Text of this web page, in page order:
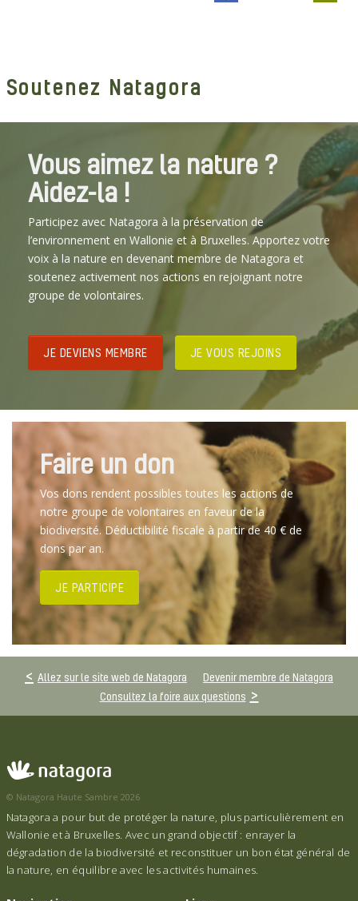
Soutenez Natagora
Vous aimez la nature ?
Aidez-la !
Participez avec Natagora à la préservation de
l’environnement en Wallonie et à Bruxelles. Apportez votre
voix à la nature en devenant membre de Natagora et
soutenez activement nos actions en rejoignant notre
groupe de volontaires.
JE DEVIENS MEMBRE JE VOUS REJOINS
Faire un don
Vos dons rendent possibles toutes les actions de
notre groupe de volontaires en faveur de la
biodiversité. Déductibilité fiscale à partir de 40 € de
dons par an.
JE PARTICIPE
Allez sur le site web de Natagora
Devenir membre de Natagora
Consultez la foire aux questions
© Natagora Haute Sambre 2026
Natagora a pour but de protéger la nature, plus particulièrement en
Wallonie et à Bruxelles. Avec un grand objectif : enrayer la
dégradation de la biodiversité et reconstituer un bon état général de
la nature, en équilibre avec les activités humaines.